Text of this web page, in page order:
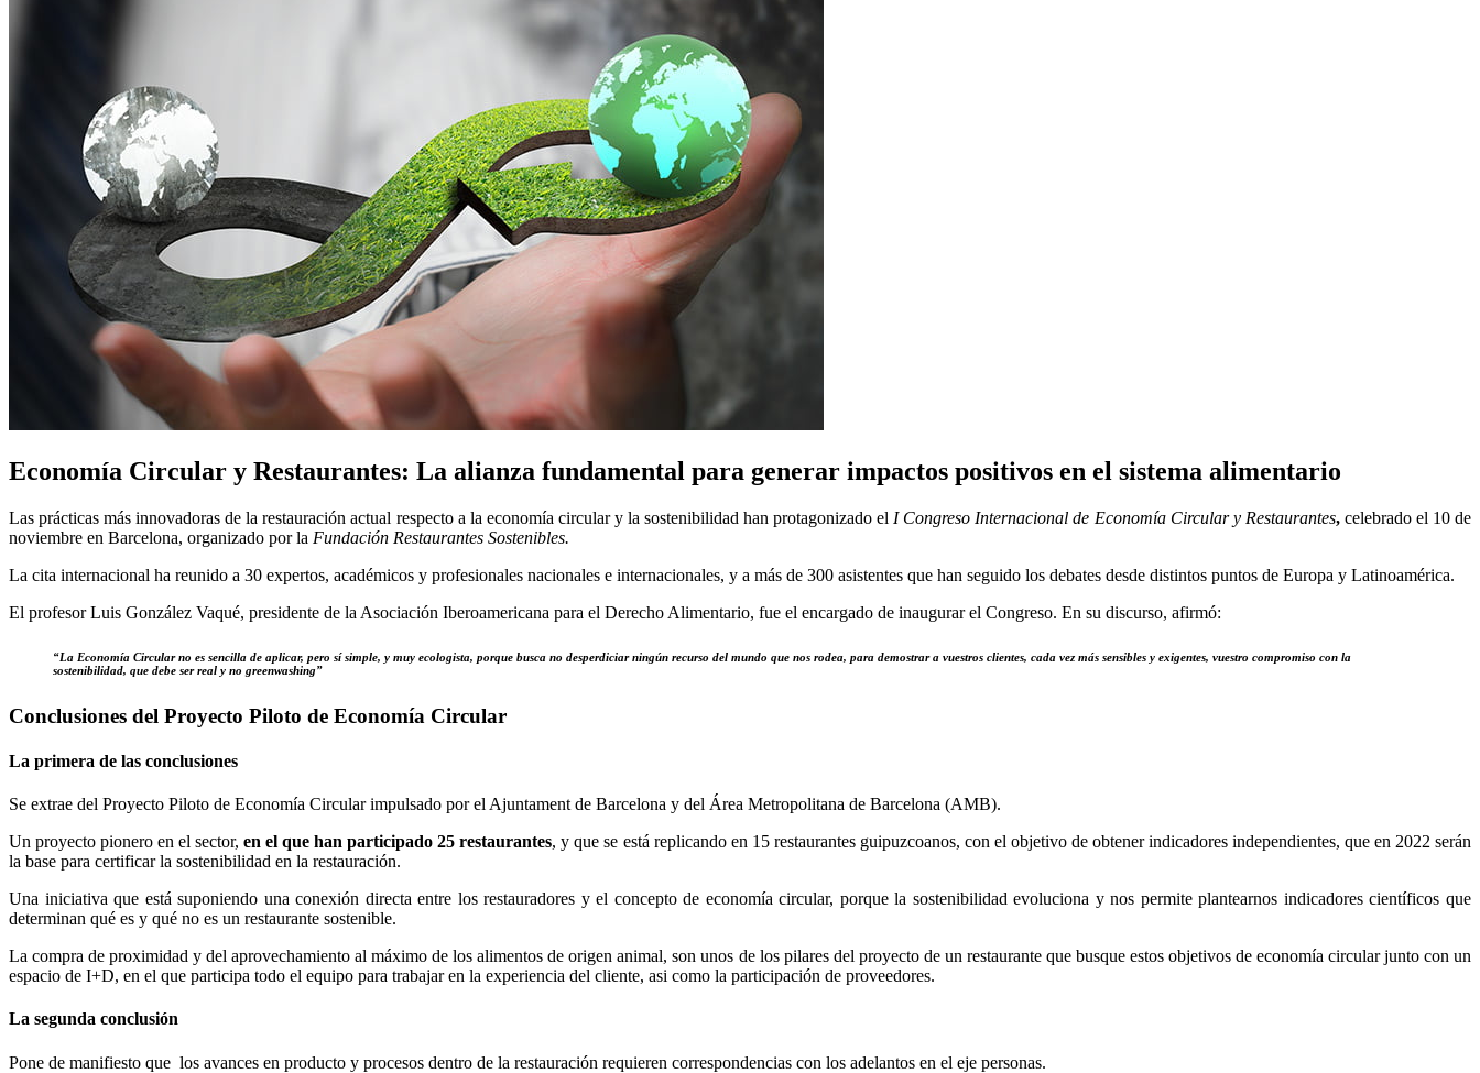
Economía Circular y Restaurantes: La alianza fundamental para generar impactos positivos en el sistema alimentario
Las prácticas más innovadoras de la restauración actual respecto a la economía circular y la sostenibilidad han protagonizado el I Congreso Internacional de Economía Circular y Restaurantes, celebrado el 10 de
noviembre en Barcelona, organizado por la Fundación Restaurantes Sostenibles.
La cita internacional ha reunido a 30 expertos, académicos y profesionales nacionales e internacionales, y a más de 300 asistentes que han seguido los debates desde distintos puntos de Europa y Latinoamérica.
El profesor Luis González Vaqué, presidente de la Asociación Iberoamericana para el Derecho Alimentario, fue el encargado de inaugurar el Congreso. En su discurso, afirmó:
“La Economía Circular no es sencilla de aplicar, pero sí simple, y muy ecologista, porque busca no desperdiciar ningún recurso del mundo que nos rodea, para demostrar a vuestros clientes, cada vez más sensibles y exigentes, vuestro compromiso con la
sostenibilidad, que debe ser real y no greenwashing”
Conclusiones del Proyecto Piloto de Economía Circular
La primera de las conclusiones
Se extrae del Proyecto Piloto de Economía Circular impulsado por el Ajuntament de Barcelona y del Área Metropolitana de Barcelona (AMB).
Un proyecto pionero en el sector,en el que han participado 25 restaurantes, y que se está replicando en 15 restaurantes guipuzcoanos, con el objetivo de obtener indicadores independientes, que en 2022 serán
la base para certificar la sostenibilidad en la restauración.
Una iniciativa que está suponiendo una conexión directa entre los restauradores y el concepto de economía circular, porque la sostenibilidad evoluciona y nos permite plantearnos indicadores científicos que
determinan qué es y qué no es un restaurante sostenible.
La compra de proximidad y del aprovechamiento al máximo de los alimentos de origen animal, son unos de los pilares del proyecto de un restaurante que busque estos objetivos de economía circular junto con un
espacio de I+D, en el que participa todo el equipo para trabajar en la experiencia del cliente, asi como la participación de proveedores.
La segunda conclusión
Pone de manifiesto que los avances en producto y procesos dentro de la restauración requieren correspondencias con los adelantos en el eje personas.